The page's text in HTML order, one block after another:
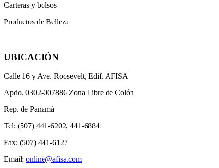
Carteras y bolsos
Productos de Belleza
UBICACIÓN
Calle 16 y Ave. Roosevelt, Edif. AFISA
Apdo. 0302-007886 Zona Libre de Colón
Rep. de Panamá
Tel: (507) 441-6202, 441-6884
Fax: (507) 441-6127
Email: online@afisa.com